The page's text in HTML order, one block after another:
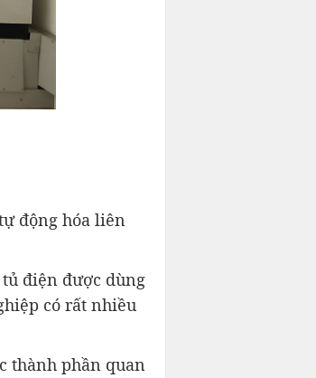
động hóa liên
điện được dùng
có rất nhiều
thành phần quan